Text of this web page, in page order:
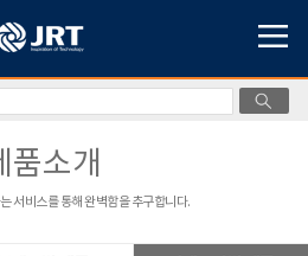
품소개
서비스를 통해 완벽함을 추구합니다.